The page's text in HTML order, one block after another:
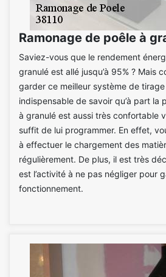
Ramonage de poêle à
Saviez-vous que le rendement
granulé est allé jusqu’à 95% ? Mais
garder ce meilleur système de tirage
indispensable de savoir qu’à part la
à granulé est aussi très confortable
suffit de lui programmer. En effet,
à effectuer le chargement des
régulièrement. De plus, il est très
est l’activité à ne pas négliger pour
fonctionnement.